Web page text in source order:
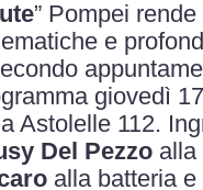
” Pompei
e
giovedì
Astolelle 112.
Del Pezzo
alla batteria e